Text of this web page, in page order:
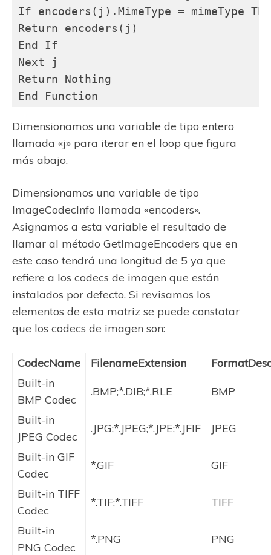
If encoders(j).MimeType = mimeType
Return encoders(j)
End If
Next j
Return Nothing
End Function
Dimensionamos una variable de tipo entero
llamada «j» para iterar en el loop que figura
más abajo.
Dimensionamos una variable de tipo
ImageCodecInfo llamada «encoders».
Asignamos a esta variable el resultado de
llamar al método GetImageEncoders que en
este caso tendrá una longitud de 5 ya que
refiere a los codecs de imagen que están
instalados por defecto. Si revisamos los
elementos de esta matriz se puede constatar
que los codecs de imagen son:
CodecName FilenameExtension
Built-in
BMP Codec
.BMP;*.DIB;*.RLE BMP
Built-in
JPEG Codec
.JPG;*.JPEG;*.JPE;*.JFIF JPEG
Built-in GIF
Codec
*.GIF GIF
Built-in TIFF
Codec
*.TIF;*.TIFF TIFF
Built-in
PNG Codec
*.PNG PNG